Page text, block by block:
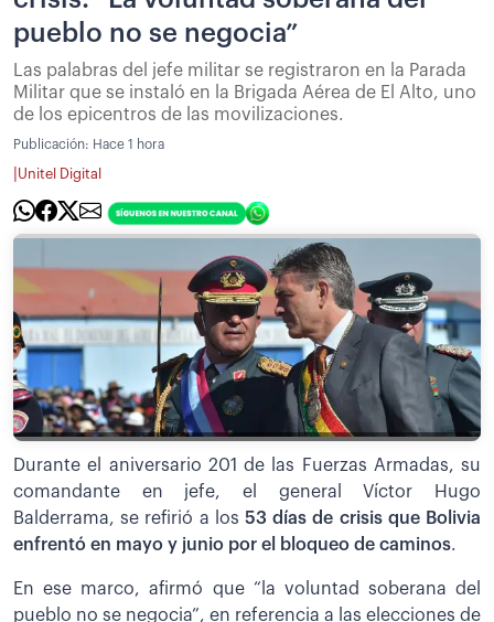
pueblo no se negocia”
Las palabras del jefe militar se registraron en la Parada
Militar que se instaló en la Brigada Aérea de El Alto, uno
de los epicentros de las movilizaciones.
Publicación: Hace 1 hora
Unitel Digital
Durante el aniversario 201 de las Fuerzas Armadas, su
comandante en jefe, el general Víctor Hugo
Balderrama, se refirió a los 53 días de crisis que Bolivia
enfrentó en mayo y junio por el bloqueo de caminos.
En ese marco, afirmó que “la voluntad soberana del
pueblo no se negocia”, en referencia a las elecciones de